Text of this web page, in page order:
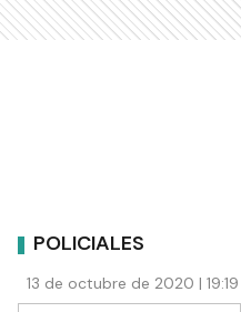
POLICIALES
13 de octubre de 2020 |